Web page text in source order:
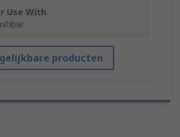
Use With
producten